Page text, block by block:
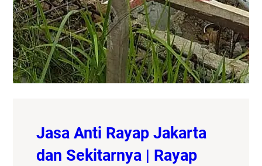
Jasa Anti Rayap Jakarta
dan Sekitarnya | Rayap